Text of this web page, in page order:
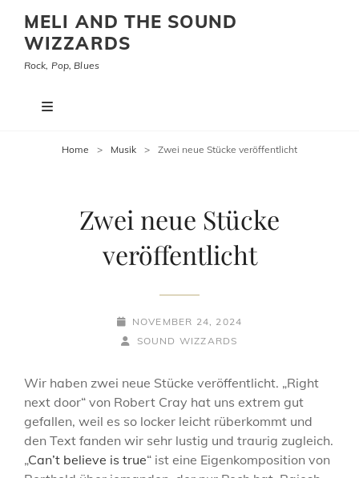
MELI AND THE SOUND
WIZZARDS
Rock, Pop, Blues
Home > Musik > Zwei neue Stücke veröffentlicht
Zwei neue Stücke
veröffentlicht
POSTED-
ON
NOVEMBER 24, 2024
BY
BYLINE
SOUND WIZZARDS
Wir haben zwei neue Stücke veröffentlicht. „Right
next door“ von Robert Cray hat uns extrem gut
gefallen, weil es so locker leicht rüberkommt und
den Text fanden wir sehr lustig und traurig zugleich.
„Can’t believe is true“ ist eine Eigenkomposition von